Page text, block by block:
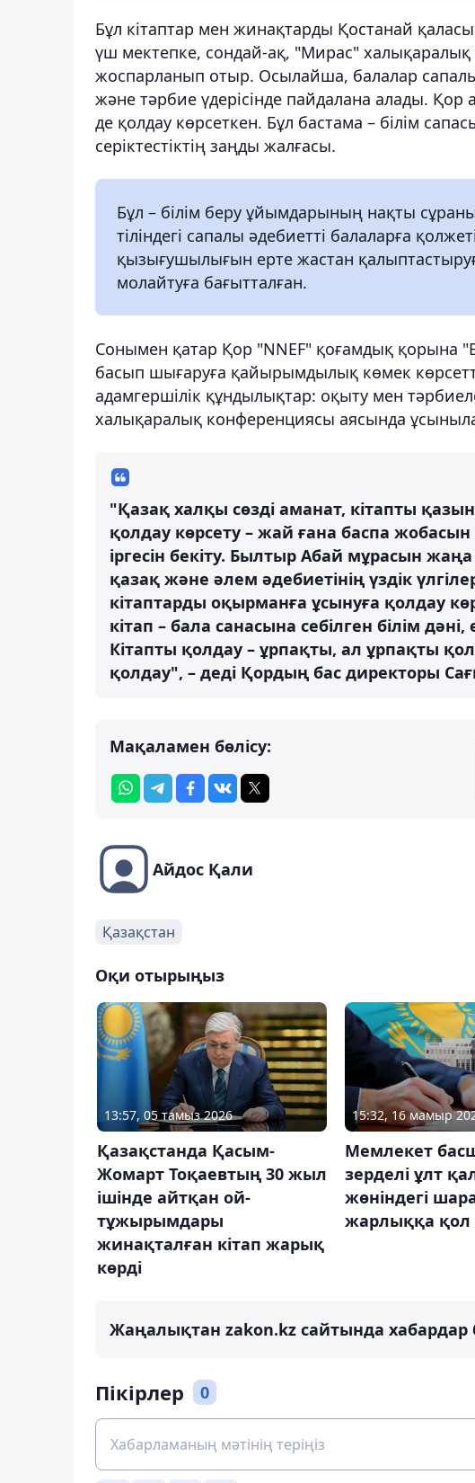
Бұл кітаптар мен жинақтарды Қостанай
үш мектепке, сондай-ақ, "Мирас"
жоспарланып отыр. Осылайша, балалар сапалы
және тәрбие үдерісінде пайдалана алады. Қор
де қолдау көрсеткен. Бұл бастама – білім
серіктестіктің заңды жалғасы.
Бұл – білім беру ұйымдарының нақты
тіліндегі сапалы әдебиетті балаларға
қызығушылығын ерте жастан
молайтуға бағытталған.
Сонымен қатар Қор "NNEF" қоғамдық қорына
басып шығаруға қайырымдылық көмек
адамгершілік құндылықтар: оқыту мен
халықаралық конференциясы аясында
"Қазақ халқы сөзді аманат, кітапты
қолдау көрсету – жай ғана баспа
іргесін бекіту. Былтыр Абай мұрасын
қазақ және әлем әдебиетінің үздік
кітаптарды оқырманға ұсынуға қолдау
кітап – бала санасына себілген білім
Кітапты қолдау – ұрпақты, ал ұрпақты
қолдау", – деді Қордың бас директоры
Мақаламен бөлісу:
Айдос Қали
Қазақстан
Оқи отырыңыз
13:57, 05 тамыз 2026
Қазақстанда Қасым-
Жомарт Тоқаевтың 30 жыл
ішінде айтқан ой-
тұжырымдары
жинақталған кітап жарық
көрді
15:32, 16 мамыр
Мемлекет
зерделі ұлт
жөніндегі
жарлыққа
Жаңалықтан zakon.kz сайтында
Пікірлер 0